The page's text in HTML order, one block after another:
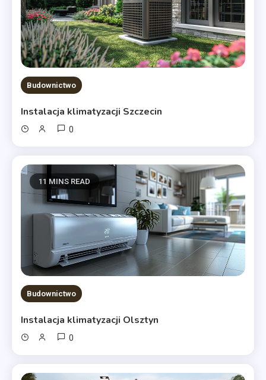
Budownictwo
Instalacja klimatyzacji Szczecin
0
11 MINS READ
Budownictwo
Instalacja klimatyzacji Olsztyn
0